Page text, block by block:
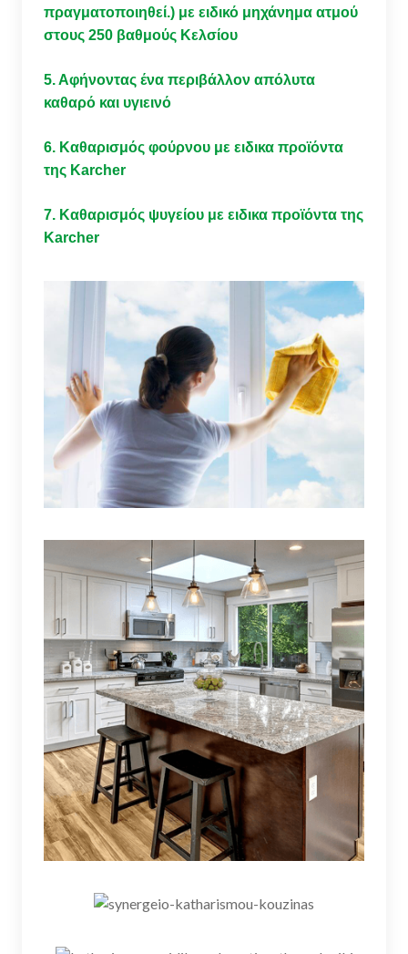
πραγματοποιηθεί.) με ειδικό μηχάνημα ατμού
στους 250 βαθμούς Κελσίου
5. Αφήνοντας ένα περιβάλλον απόλυτα
καθαρό και υγιεινό
6. Καθαρισμός φούρνου με ειδικα προϊόντα
της Karcher
7. Καθαρισμός ψυγείου με ειδικα προϊόντα της
Karcher